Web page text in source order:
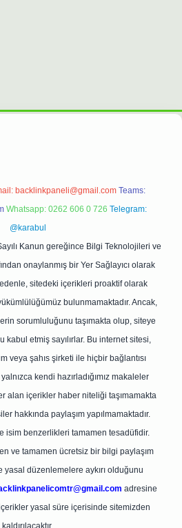
backlinkpaneli@gmail.com Teams:
Whatsapp: 0262 606 0 726 Telegram:
@karabul
Kanun gereğince Bilgi Teknolojileri ve
onaylanmış bir Yer Sağlayıcı olarak
sitedeki içerikleri proaktif olarak
bulunmamaktadır. Ancak,
sorumluluğunu taşımakta olup, siteye
etmiş sayılırlar. Bu internet sitesi,
veya şahıs şirketi ile hiçbir bağlantısı
kendi hazırladığımız makaleler
alan içerikler haber niteliği taşımamakta
hakkında paylaşım yapılmamaktadır.
isim benzerlikleri tamamen tesadüfidir.
ve tamamen ücretsiz bir bilgi paylaşım
yasal düzenlemelere aykırı olduğunu
adresine
yasal süre içerisinde sitemizden
kaldırılacaktır.